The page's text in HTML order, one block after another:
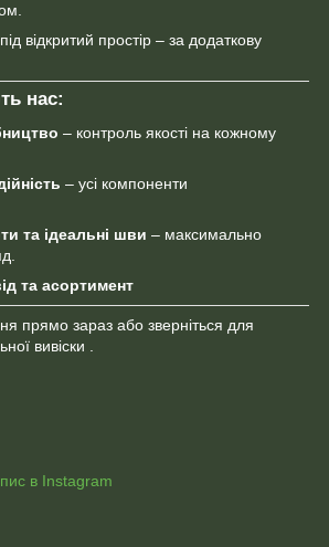
під відкритий простір – за додаткову
нас:
– контроль якості на кожному
– усі компоненти
та ідеальні шви – максимально
та асортимент
прямо зараз або зверніться для
вивіски .
в Instagram